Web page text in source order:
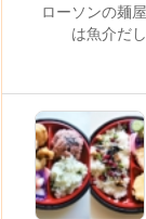
ローソンの麺
は魚介だ